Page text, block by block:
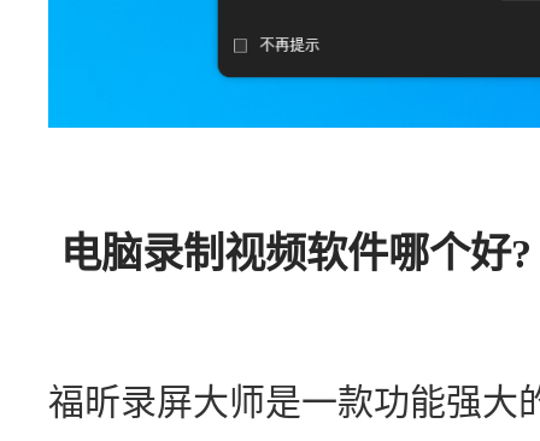
电脑录制视频软件哪个好
福昕录屏大师是一款功能强大